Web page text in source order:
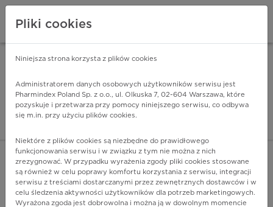
Pharmindex - lider
ZALOGUJ SIĘ
POKAŻ FILTRY
Pliki cookies
Niniejsza strona korzysta z plików cookies
Administratorem danych osobowych użytkowników serwisu jest
Pharmindex Poland Sp. z o.o., ul. Olkuska 7, 02-604 Warszawa, które
pozyskuje i przetwarza przy pomocy niniejszego serwisu, co odbywa
się m.in. przy użyciu plików cookies.
Niektóre z plików cookies są niezbędne do prawidłowego
funkcjonowania serwisu i w związku z tym nie można z nich
zrezygnować. W przypadku wyrażenia zgody pliki cookies stosowane
są również w celu poprawy komfortu korzystania z serwisu, integracji
serwisu z treściami dostarczanymi przez zewnętrznych dostawców i w
celu śledzenia aktywności użytkowników dla potrzeb marketingowych.
Wyrażona zgoda jest dobrowolna i można ją w dowolnym momencie
ZA DARMO - w Google Play INSTALUJ